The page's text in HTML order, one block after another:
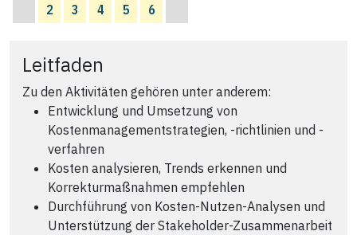
2 3 4 5 6
Leitfaden
Zu den Aktivitäten gehören unter anderem:
Entwicklung und Umsetzung von
Kostenmanagementstrategien, -richtlinien und -
verfahren
Kosten analysieren, Trends erkennen und
Korrekturmaßnahmen empfehlen
Durchführung von Kosten-Nutzen-Analysen und
Unterstützung der Stakeholder-Zusammenarbeit